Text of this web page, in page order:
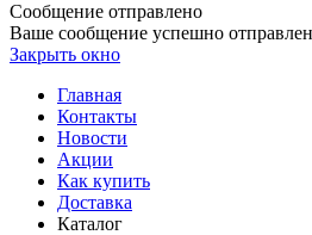
Сообщение отправлено
Ваше сообщение успешно
Закрыть окно
Главная
Контакты
Новости
Акции
Как купить
Доставка
Каталог